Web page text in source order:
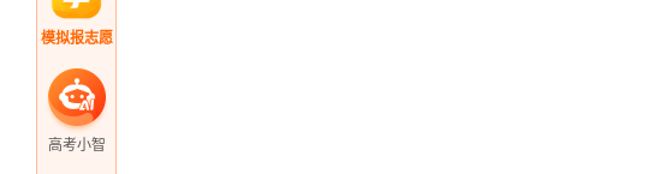
模拟报志愿
高考小智